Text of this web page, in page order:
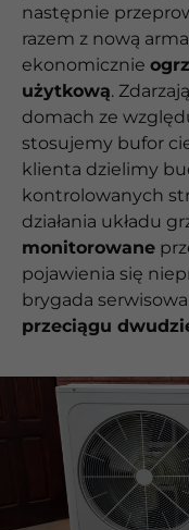
następnie
razem z nową
ekonomicznie
użytkową.
domach ze
stosujemy bufor
klienta dzielimy
kontrolowanych
działania układu
monitorowane
pojawienia się
brygada
przeciągu